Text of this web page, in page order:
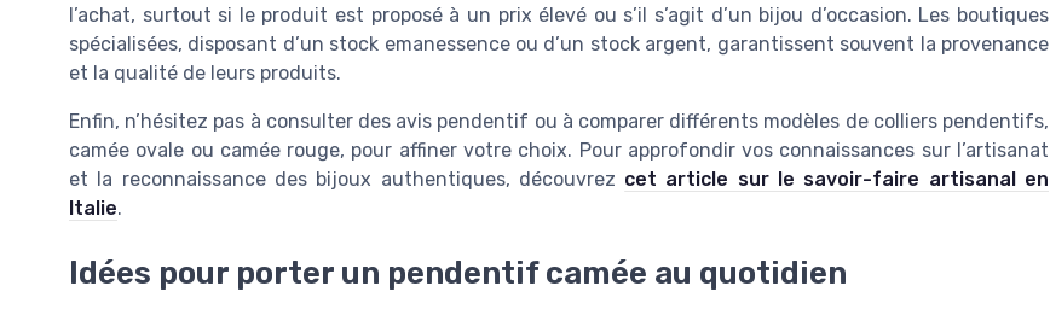
l’achat, surtout si le produit est proposé à un prix élevé ou s’il s’agit d’un bijou d’occasion. Les boutiques
spécialisées, disposant d’un stock emanessence ou d’un stock argent, garantissent souvent la provenance
et la qualité de leurs produits.
Enfin, n’hésitez pas à consulter des avis pendentif ou à comparer différents modèles de colliers pendentifs,
camée ovale ou camée rouge, pour affiner votre choix. Pour approfondir vos connaissances sur l’artisanat
et la reconnaissance des bijoux authentiques, découvrez cet article sur le savoir-faire artisanal en
Italie.
Idées pour porter un pendentif camée au quotidien